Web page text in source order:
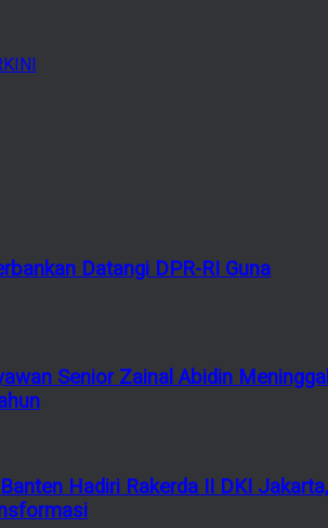
Datangi DPR-RI Guna
Senior Zainal Abidin
Hadiri Rakerda II DKI Jakarta,